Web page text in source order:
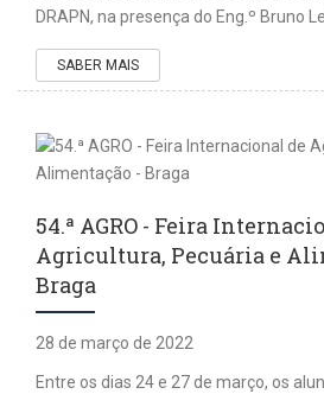
DRAPN, na presença do Eng.º Bruno
SABER MAIS
54.ª AGRO - Feira
Agricultura, Pecuária e
Braga
28 de março de 2022
Entre os dias 24 e 27 de março, os